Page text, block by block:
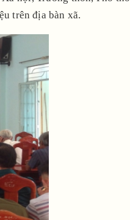
trên địa bàn xã.